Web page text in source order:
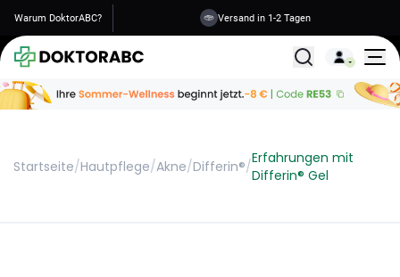
Warum DoktorABC? Versand in 1-2 Tagen
Alle
Startseite/Hautpflege/Akne/Differin®/Erfahrungen mit
Differin® Gel